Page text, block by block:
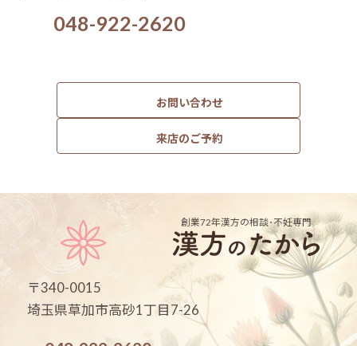
048-922-2620
お問い合わせ
来店のご予約
創業72年漢方の相談･不妊専門
〒340-0015
埼玉県草加市高砂1丁目7-26